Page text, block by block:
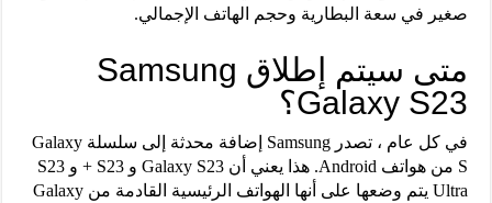
صغير في سعة البطارية وحجم الهاتف الإجمالي.
متى سيتم إطلاق Samsung
Galaxy S23؟
في كل عام ، تصدر Samsung إضافة محدثة إلى سلسلة Galaxy
S من هواتف Android. هذا يعني أن Galaxy S23 و S23 + و S23
Ultra يتم وضعها على أنها الهواتف الرئيسية القادمة من Galaxy